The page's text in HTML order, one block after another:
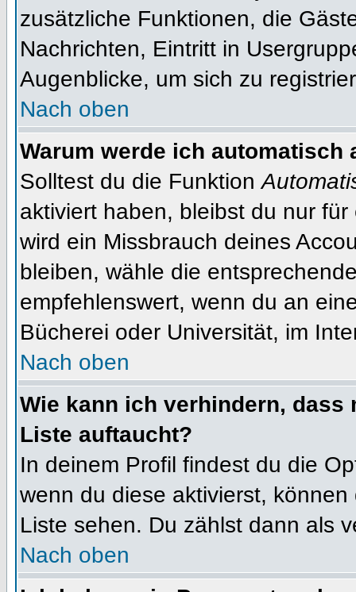
zusätzliche Funktionen, die
Nachrichten, Eintritt in
Augenblicke, um sich zu
Nach oben
Warum werde ich automatisch
Solltest du die Funktion
aktiviert haben, bleibst du nur
wird ein Missbrauch deines
bleiben, wähle die
empfehlenswert, wenn du an
Bücherei oder Universität, im
Nach oben
Wie kann ich verhindern, dass
Liste auftaucht?
In deinem Profil findest du die
wenn du diese aktivierst,
Liste sehen. Du zählst dann als
Nach oben